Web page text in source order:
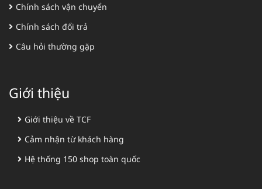
Chính sách vận chuyển
Chính sách đổi trả
Câu hỏi thường gặp
Giới thiệu
Giới thiệu về TCF
Cảm nhận từ khách hàng
Hệ thống 150 shop toàn quốc